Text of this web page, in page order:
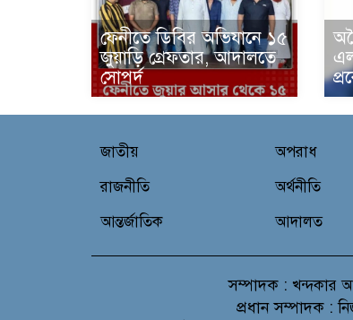
ফেনীতে ডিবির অভিযানে ১৫
জুয়াড়ি গ্রেফতার, আদালতে
সোপর্দ
জাতীয়
রাজনীতি
আন্তর্জাতিক
অপরাধ
অর্থনীতি
আদালত
সম্পাদক : খন্দকার
প্রধান সম্পাদক :